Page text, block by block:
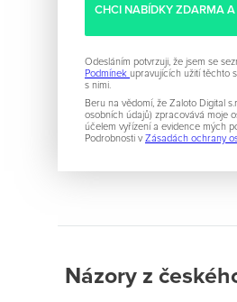
Odesláním potvrzuji, že jsem se
Podmínek upravujících užití těchto
s nimi.
Beru na vědomí, že Zaloto Digital
osobních údajů) zpracovává moje
účelem vyřízení a evidence mých
Podrobnosti v Zásadách ochrany
Názory z